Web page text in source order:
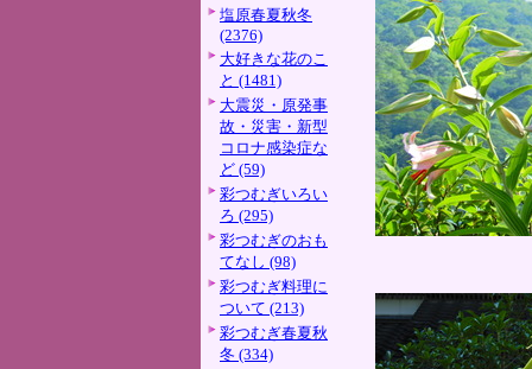
塩原春夏秋冬
(2376)
大好きな花のこ
と (1481)
大震災・原発事
故・災害・新型
コロナ感染症な
ど (59)
彩つむぎいろい
ろ (295)
彩つむぎのおも
てなし (98)
彩つむぎ料理に
ついて (213)
彩つむぎ春夏秋
冬 (334)